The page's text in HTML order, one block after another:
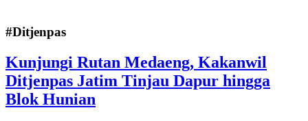
#Ditjenpas
Kunjungi Rutan Medaeng, Kakanwil
Ditjenpas Jatim Tinjau Dapur hingga
Blok Hunian